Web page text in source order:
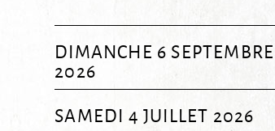
DIMANCHE 6 SEPTEMBRE
2026
SAMEDI 4 JUILLET 2026